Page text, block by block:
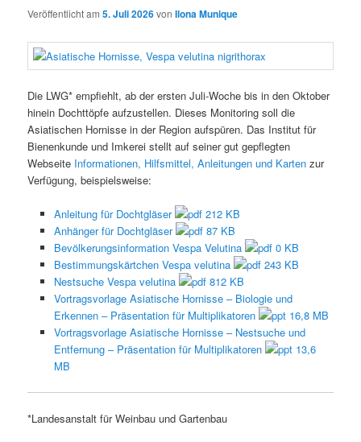
Veröffentlicht am5. Juli 2026vonIlona Munique
Die LWG* empfiehlt, ab der ersten Juli-Woche bis in den Oktober
hinein Dochttöpfe aufzustellen. Dieses Monitoring soll die
Asiatischen Hornisse in der Region aufspüren. Das Institut für
Bienenkunde und Imkerei stellt auf seiner gut gepflegten
Webseite Informationen, Hilfsmittel, Anleitungen und Karten zur
Verfügung, beispielsweise:
Anleitung für Dochtgläser
212 KB
Anhänger für Dochtgläser
87 KB
Bevölkerungsinformation Vespa Velutina
0 KB
Bestimmungskärtchen Vespa velutina
243 KB
Nestsuche Vespa velutina
812 KB
Vortragsvorlage Asiatische Hornisse – Biologie und
Erkennen – Präsentation für Multiplikatoren
16,8 MB
Vortragsvorlage Asiatische Hornisse – Nestsuche und
Entfernung – Präsentation für Multiplikatoren
13,6
MB
*Landesanstalt für Weinbau und Gartenbau